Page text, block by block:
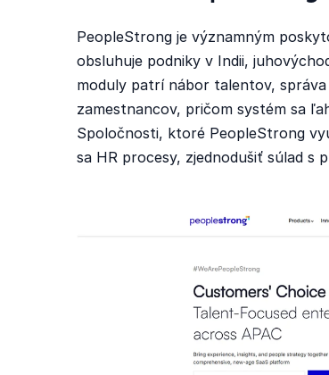
PeopleStrong je významným
obsluhuje podniky v Indii,
moduly patrí nábor talentov, správa
zamestnancov, pričom systém sa
Spoločnosti, ktoré PeopleStrong
sa HR procesy, zjednodušiť súlad s